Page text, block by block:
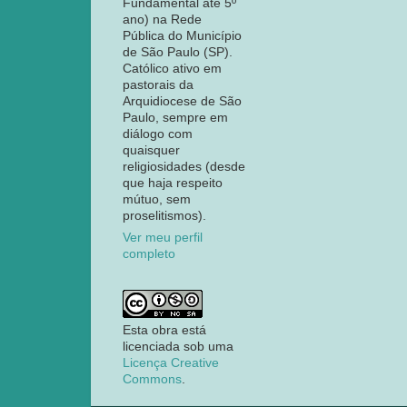
Fundamental até 5º
ano) na Rede
Pública do Município
de São Paulo (SP).
Católico ativo em
pastorais da
Arquidiocese de São
Paulo, sempre em
diálogo com
quaisquer
religiosidades (desde
que haja respeito
mútuo, sem
proselitismos).
Ver meu perfil
completo
Esta obra está
licenciada sob uma
Licença Creative
Commons.